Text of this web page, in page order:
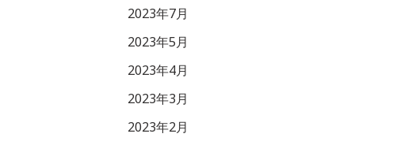
2023年7月
2023年5月
2023年4月
2023年3月
2023年2月